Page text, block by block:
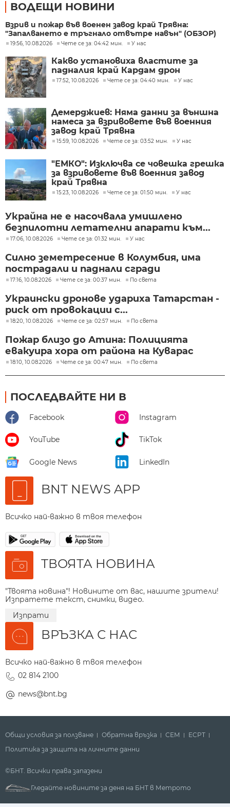
ВОДЕЩИ НОВИНИ
Взрив и пожар във военен завод край Трявна:
"Запалването е тръгнало отвътре навън" (ОБЗОР)
19:56, 10.08.2026 Чете се за: 04:42 мин. У нас
Какво установиха властите за
падналия край Кардам дрон
17:52, 10.08.2026 Чете се за: 04:40 мин. У нас
Демерджиев: Няма данни за външна
намеса за взривовете във военния
завод край Трявна
15:59, 10.08.2026 Чете се за: 03:52 мин. У нас
"ЕМКО": Изключва се човешка грешка
за взривовете във военния завод
край Трявна
15:23, 10.08.2026 Чете се за: 01:50 мин. У нас
Украйна не е насочвала умишлено
безпилотни летателни апарати към...
17:06, 10.08.2026 Чете се за: 01:32 мин. У нас
Силно земетресение в Колумбия, има
пострадали и паднали сгради
17:16, 10.08.2026 Чете се за: 00:37 мин. По света
Украински дронове удариха Татарстан -
риск от провокации с...
18:20, 10.08.2026 Чете се за: 02:57 мин. По света
Пожар близо до Атина: Полицията
евакуира хора от района на Куварас
18:10, 10.08.2026 Чете се за: 00:47 мин. По света
ПОСЛЕДВАЙТЕ НИ В
Facebook Instagram
YouTube TikTok
Google News LinkedIn
BNT NEWS APP
Всичко най-важно в твоя телефон
ТВОЯТА НОВИНА
"Твоята новина"! Новините от вас, нашите зрители!
Изпратете текст, снимки, видео.
Изпрати
ВРЪЗКА С НАС
Всичко най-важно в твоя телефон
02 814 2100
news@bnt.bg
Общи условия за ползване Обратна връзка СЕМ
ECPT
Политика за защита на личните данни
©БНТ. Всички права запазени
Гледайте новините за деня на БНТ в Метрото